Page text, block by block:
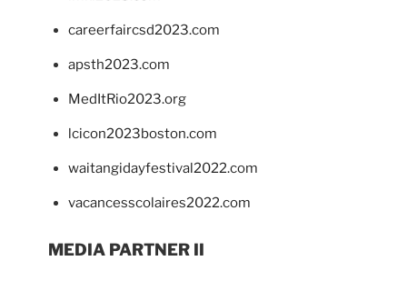
careerfaircsd2023.com
apsth2023.com
MedItRio2023.org
lcicon2023boston.com
waitangidayfestival2022.com
vacancesscolaires2022.com
MEDIA PARTNER II